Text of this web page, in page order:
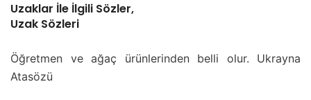
Uzaklar İle İlgili Sözler,
Uzak Sözleri
Öğretmen ve ağaç ürünlerinden belli olur. Ukrayna
Atasözü